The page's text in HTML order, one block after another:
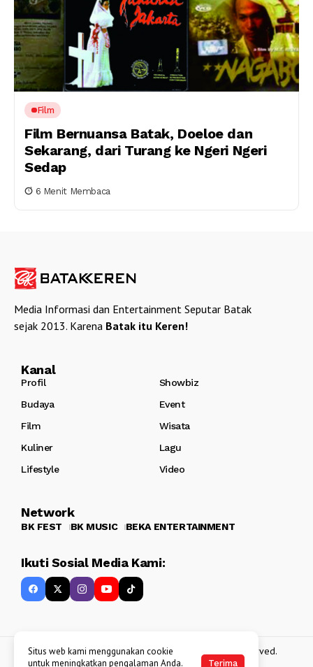
Film
Film Bernuansa Batak, Doeloe dan
Sekarang, dari Turang ke Ngeri Ngeri
Sedap
6 Menit Membaca
Media Informasi dan Entertainment Seputar Batak
sejak 2013. Karena Batak itu Keren!
Kanal
Profil
Showbiz
Budaya
Event
Film
Wisata
Kuliner
Lagu
Lifestyle
Video
Network
BK FEST BK MUSIC BEKA ENTERTAINMENT
Ikuti Sosial Media Kami:
Copyright 2013 - 2025BATAKKEREN . All rights reserved.
Situs web kami menggunakan cookie
untuk meningkatkan pengalaman Anda.
Terima